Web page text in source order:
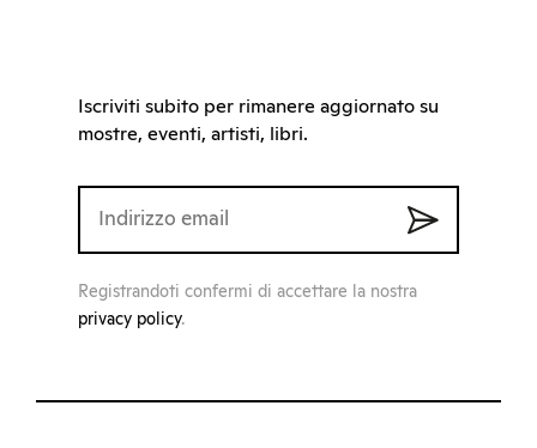
Iscriviti subito per rimanere aggiornato su
mostre, eventi, artisti, libri.
Registrandoti confermi di accettare la nostra
privacy policy.